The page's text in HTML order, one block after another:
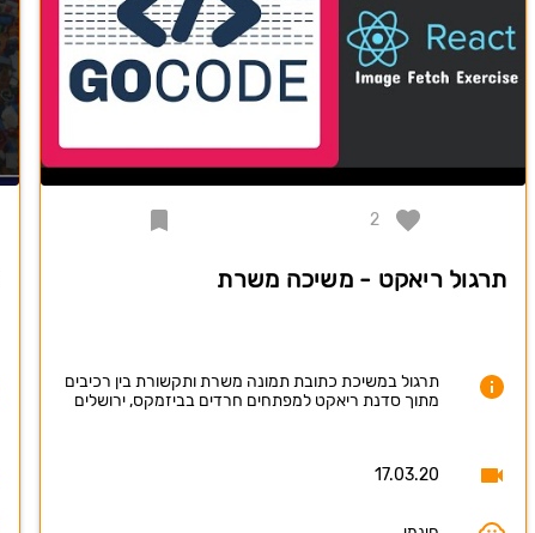
2
תרגול ריאקט - משיכה משרת
תרגול במשיכת כתובת תמונה משרת ותקשורת בין רכיבים
מתוך סדנת ריאקט למפתחים חרדים בביזמקס, ירושלים
17.03.20